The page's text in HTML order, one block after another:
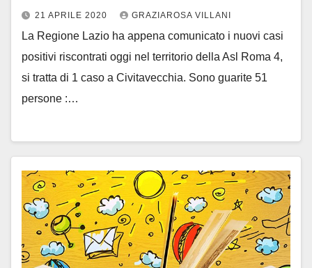
21 APRILE 2020 GRAZIAROSA VILLANI
La Regione Lazio ha appena comunicato i nuovi casi
positivi riscontrati oggi nel territorio della Asl Roma 4,
si tratta di 1 caso a Civitavecchia. Sono guarite 51
persone :…